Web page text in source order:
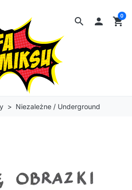
search  shopping_cart
0
Niezależne / Underground